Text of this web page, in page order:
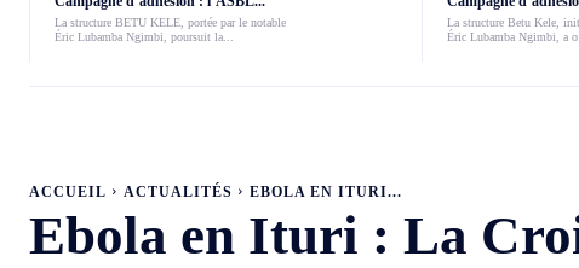
La structure BETU KELE, portée par le notable
Éric Lubamba Ngimbi, poursuit la...
La structure Betu Kele,
Éric Lubamba Ngimbi, a
ACCUEIL ACTUALITÉS EBOLA EN ITURI...
Ebola en Ituri : La